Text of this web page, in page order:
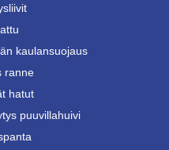
kaulansuojaus
ranne
hatut
puuvillahuivi